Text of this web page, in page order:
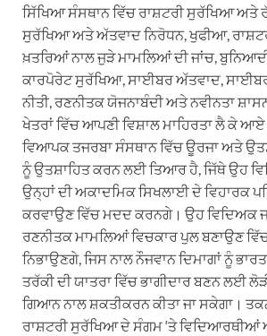
ਸਿੱਖਿਆ ਸੰਸਥਾਨ ਵਿੱਚ ਰਾਸ਼ਟਰੀ ਸੁਰੱਖਿਆ ਅਤੇ
ਸੁਰੱਖਿਆ ਅਤੇ ਅੱਤਵਾਦ ਨਿਰੋਧਨ, ਖੁਫੀਆ,
ਖ਼ਤਰਿਆਂ ਨਾਲ ਜੁੜੇ ਮਾਮਲਿਆਂ ਦੀ ਜਾਂਚ,
ਕਾਰਪੋਰੇਟ ਸੁਰੱਖਿਆ, ਸਾਈਬਰ ਅੱਤਵਾਦ,
ਨੀਤੀ, ਰਣਨੀਤਕ ਯੋਜਨਾਬੰਦੀ ਅਤੇ ਨਵੀਨਤਾ
ਖੇਤਰਾਂ ਵਿੱਚ ਆਪਣੀ ਵਿਸ਼ਾਲ ਮਾਹਿਰਤਾ ਲੈ ਕੇ
ਵਿਆਪਕ ਤਜਰਬਾ ਸੰਸਥਾਨ ਵਿੱਚ ਊਰਜਾ ਅਤੇ
ਨੂੰ ਉਤਸ਼ਾਹਿਤ ਕਰਨ ਲਈ ਤਿਆਰ ਹੈ, ਜਿੱਥੇ ਉਹ
ਉਨ੍ਹਾਂ ਦੀ ਅਕਾਦਮਿਕ ਸਿਖਲਾਈ ਦੇ ਵਿਹਾਰਕ
ਕਰਵਾਉਣ ਵਿੱਚ ਮਦਦ ਕਰਨਗੇ। ਉਹ ਵਿਦਿਅਕ
ਰਣਨੀਤਕ ਮਾਮਲਿਆਂ ਵਿਚਕਾਰ ਪੁਲ ਬਣਾਉਣ
ਨਿਭਾਉਣਗੇ, ਜਿਸ ਨਾਲ ਨੌਜਵਾਨ ਦਿਮਾਗਾਂ ਨੂੰ
ਤਰੱਕੀ ਦੀ ਯਾਤਰਾ ਵਿੱਚ ਭਾਗੀਦਾਰ ਬਣਨ ਲਈ
ਗਿਆਨ ਨਾਲ ਸ਼ਕਤੀਕਰਨ ਕੀਤਾ ਜਾ ਸਕੇਗਾ।
ਰਾਸ਼ਟਰੀ ਸੁਰੱਖਿਆ ਦੇ ਸੰਗਮ ‘ਤੇ ਵਿਦਿਆਰਥੀਆਂ